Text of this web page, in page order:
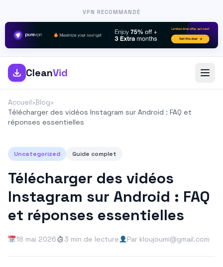
VPN RECOMMANDÉ
CleanVid
Accueil›Blog›
Télécharger des vidéos Instagram sur Android : FAQ et
réponses essentielles
Uncategorized Guide complet
Télécharger des vidéos
Instagram sur Android : FAQ
et réponses essentielles
18 mai 2026 3 min de lecture Par kloujoumi@gmail.com